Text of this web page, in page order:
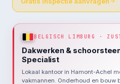
BELGISCH LIMBURG ·
Dakwerken &
Specialist
Lokaal kantoor in Hamont-Achel
vakmannen. Onderhoud en bouw